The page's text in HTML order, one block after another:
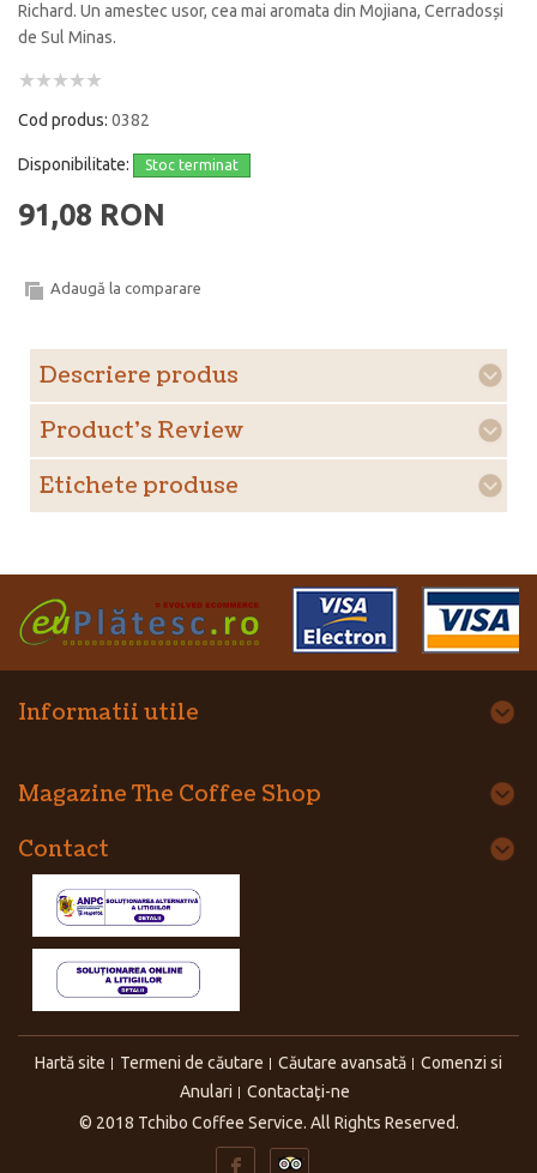
Richard. Un amestec usor, cea mai aromata din Mojiana, Cerradosși
de Sul Minas.
Cod produs: 0382
Disponibilitate: Stoc terminat
91,08 RON
Adaugă la comparare
Descriere produs
Product's Review
Etichete produse
Informatii utile
Magazine The Coffee Shop
Contact
Hartă site Termeni de căutare Căutare avansată
Comenzi si
Anulari
Contactaţi-ne
© 2018 Tchibo Coffee Service. All Rights Reserved.